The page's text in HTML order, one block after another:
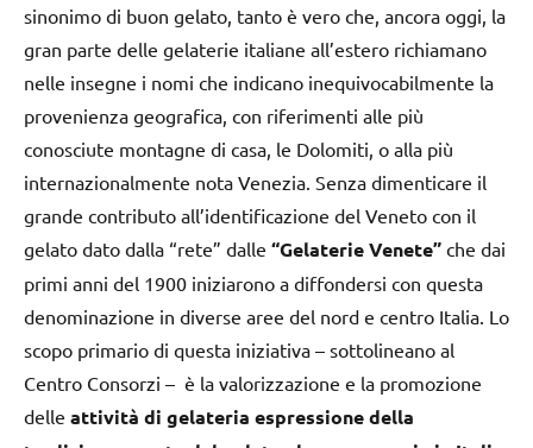
sinonimo di buon gelato, tanto è vero che, ancora oggi, la
gran parte delle gelaterie italiane all’estero richiamano
nelle insegne i nomi che indicano inequivocabilmente la
provenienza geografica, con riferimenti alle più
conosciute montagne di casa, le Dolomiti, o alla più
internazionalmente nota Venezia. Senza dimenticare il
grande contributo all’identificazione del Veneto con il
gelato dato dalla “rete” dalle “Gelaterie Venete” che dai
primi anni del 1900 iniziarono a diffondersi con questa
denominazione in diverse aree del nord e centro Italia. Lo
scopo primario di questa iniziativa – sottolineano al
Centro Consorzi – è la valorizzazione e la promozione
delle attività di gelateria espressione della